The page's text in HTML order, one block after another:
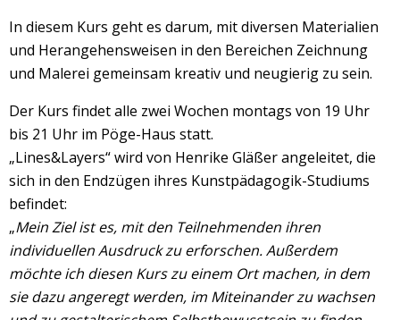
In diesem Kurs geht es darum, mit diversen Materialien
und Herangehensweisen in den Bereichen Zeichnung
und Malerei gemeinsam kreativ und neugierig zu sein.
Der Kurs findet alle zwei Wochen montags von 19 Uhr
bis 21 Uhr im Pöge-Haus statt.
„Lines&Layers“ wird von Henrike Gläßer angeleitet, die
sich in den Endzügen ihres Kunstpädagogik-Studiums
befindet:
„Mein Ziel ist es, mit den Teilnehmenden ihren
individuellen Ausdruck zu erforschen. Außerdem
möchte ich diesen Kurs zu einem Ort machen, in dem
sie dazu angeregt werden, im Miteinander zu wachsen